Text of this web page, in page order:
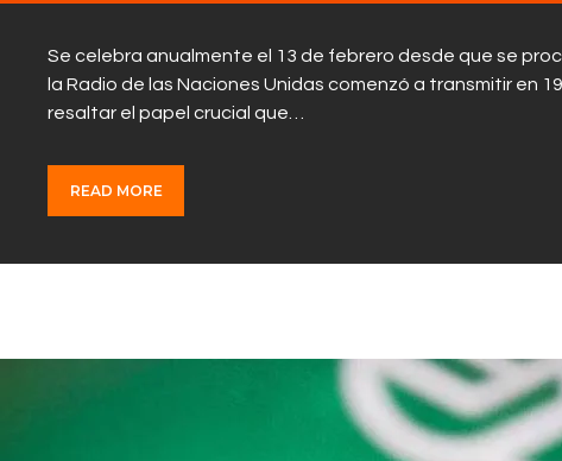
Se celebra anualmente el 13 de febrero desde que se
la Radio de las Naciones Unidas comenzó a transmitir en
resaltar el papel crucial que…
READ MORE